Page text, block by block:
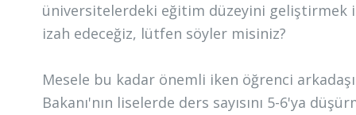
üniversitelerdeki eğitim düzeyini geliştirmek
izah edeceğiz, lütfen söyler misiniz?
Mesele bu kadar önemli iken öğrenci
Bakanı'nın liselerde ders sayısını 5-6'ya